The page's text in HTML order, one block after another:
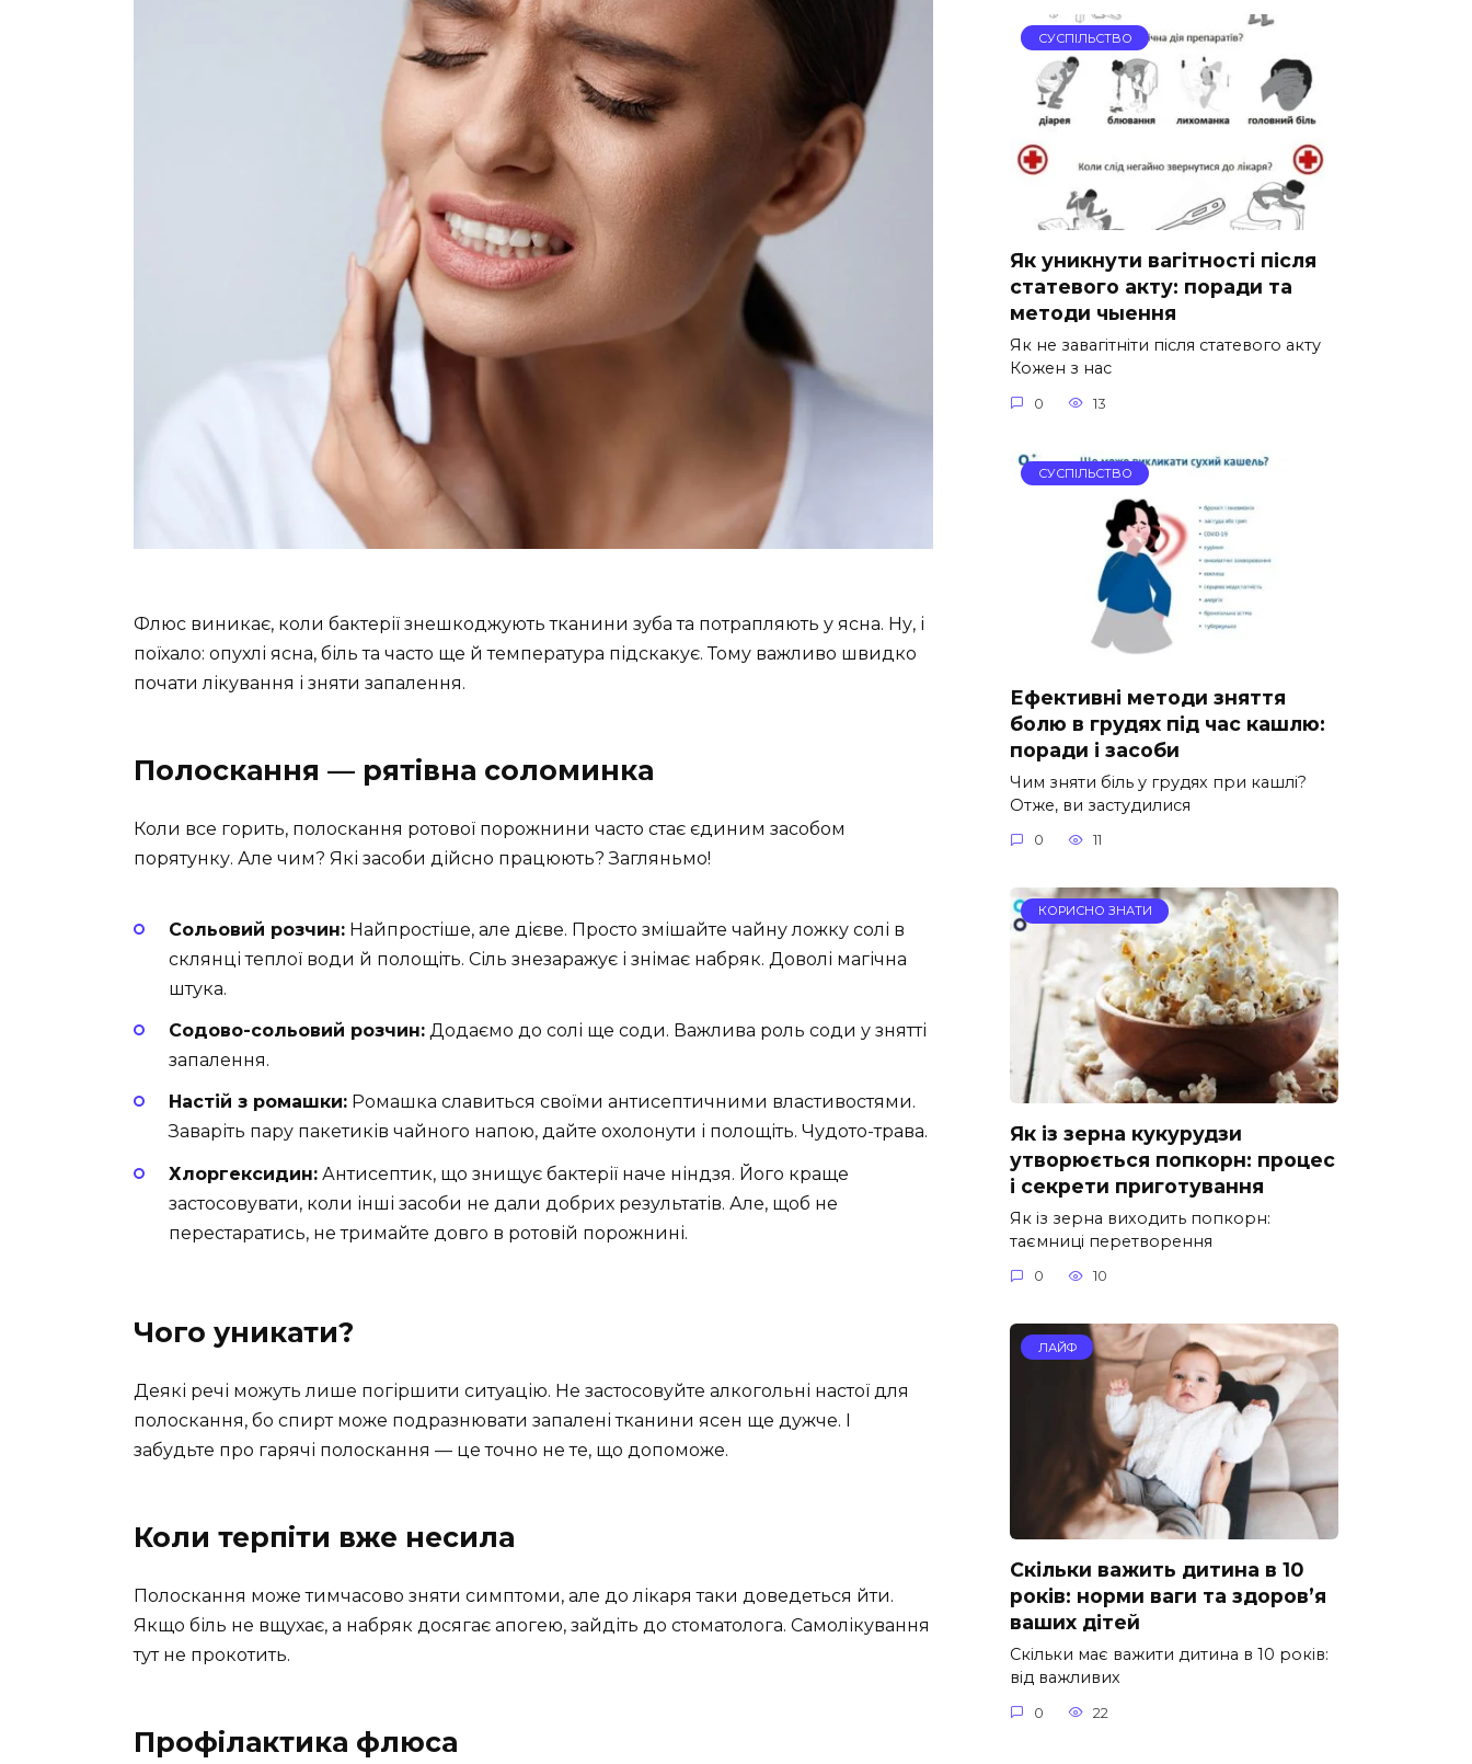
Флюс виникає, коли бактерії знешкоджують тканини зуба та потрапляють у ясна. Ну, і
поїхало: опухлі ясна, біль та часто ще й температура підскакує. Тому важливо швидко
почати лікування і зняти запалення.
Полоскання — рятівна соломинка
Коли все горить, полоскання ротової порожнини часто стає єдиним засобом
порятунку. Але чим? Які засоби дійсно працюють? Загляньмо!
Сольовий розчин: Найпростіше, але дієве. Просто змішайте чайну ложку солі в
склянці теплої води й полощіть. Сіль знезаражує і знімає набряк. Доволі магічна
штука.
Содово-сольовий розчин: Додаємо до солі ще соди. Важлива роль соди у знятті
запалення.
Настій з ромашки: Ромашка славиться своїми антисептичними властивостями.
Заваріть пару пакетиків чайного напою, дайте охолонути і полощіть. Чудото-трава.
Хлоргексидин: Антисептик, що знищує бактерії наче ніндзя. Його краще
застосовувати, коли інші засоби не дали добрих результатів. Але, щоб не
перестаратись, не тримайте довго в ротовій порожнині.
Чого уникати?
Деякі речі можуть лише погіршити ситуацію. Не застосовуйте алкогольні настої для
полоскання, бо спирт може подразнювати запалені тканини ясен ще дужче. І
забудьте про гарячі полоскання — це точно не те, що допоможе.
Коли терпіти вже несила
Полоскання може тимчасово зняти симптоми, але до лікаря таки доведеться йти.
Якщо біль не вщухає, а набряк досягає апогею, зайдіть до стоматолога. Самолікування
тут не прокотить.
Профілактика флюса
СУСПІЛЬСТВО
Як уникнути вагітності після
статевого акту: поради та
методи чыення
Як не завагітніти після статевого акту
Кожен з нас
0 13
СУСПІЛЬСТВО
Ефективні методи зняття
болю в грудях під час кашлю:
поради і засоби
Чим зняти біль у грудях при кашлі?
Отже, ви застудилися
0 11
КОРИСНО ЗНАТИ
Як із зерна кукурудзи
утворюється попкорн: процес
і секрети приготування
Як із зерна виходить попкорн:
таємниці перетворення
0 10
ЛАЙФ
Скільки важить дитина в 10
років: норми ваги та здоров’я
ваших дітей
Скільки має важити дитина в 10 років:
від важливих
0 22